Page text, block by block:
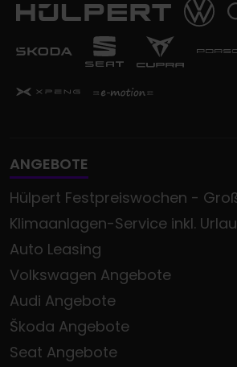
ANGEBOTE
Hülpert Festpreiswochen -
Klimaanlagen-Service inkl.
Auto Leasing
Volkswagen Angebote
Audi Angebote
Škoda Angebote
Seat Angebote